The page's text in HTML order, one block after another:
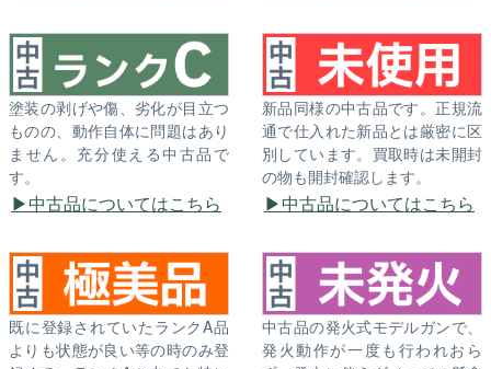
塗装の剥げや傷、劣化が目立つ
ものの、動作自体に問題はあり
ません。充分使える中古品で
す。
中古品についてはこちら
新品同様の中古品です。正規流
通で仕入れた新品とは厳密に区
別しています。買取時は未開封
の物も開封確認します。
中古品についてはこちら
既に登録されていたランクA品
よりも状態が良い等の時のみ登
中古品の発火式モデルガンで、
発火動作が一度も行われおら